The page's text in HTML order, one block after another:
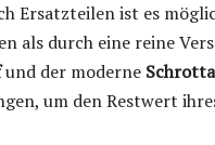
Ersatzteilen ist es
als durch eine reine
und der moderne
um den Restwert